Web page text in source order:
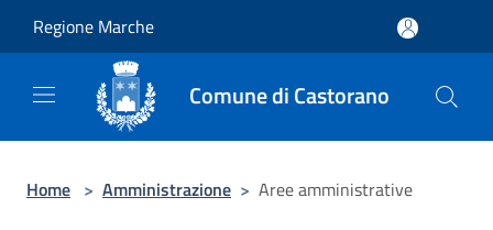
Regione Marche
Comune di Castorano
Home > Amministrazione > Aree amministrative